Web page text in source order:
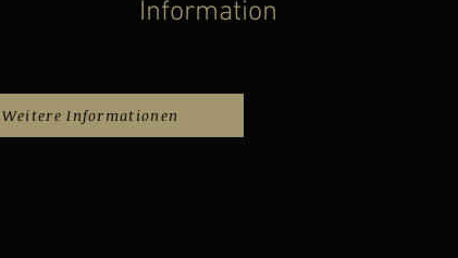
Information
Weitere Informationen